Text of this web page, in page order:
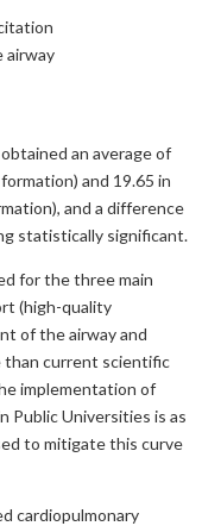
airway
an average of
and 19.65 in
and a difference
statistically significant.
for the three main
(high-quality
of the airway and
than current scientific
implementation of
Public Universities is as
to mitigate this curve
cardiopulmonary